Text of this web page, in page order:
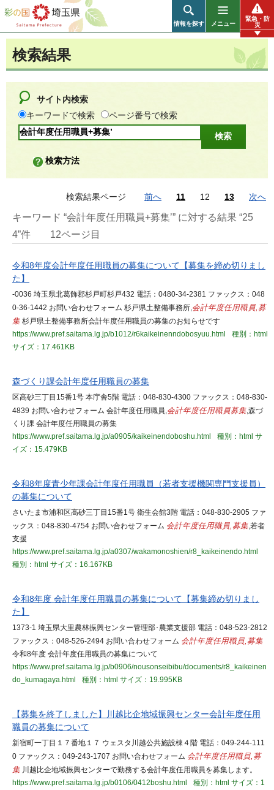
彩の国 埼玉県
情報を探す メニュー
緊急・防
災
検索結果
サイト内検索
キーワードで検索
ページ番号で検索
検索方法
検索結果ページ 前へ 11 12 13 次へ
キーワード “会計年度任用職員+募集’” に対する結果 “25
4”件
12ページ目
令和8年度会計年度任用職員の募集について【募集を締め切りまし
た】
-0036 埼玉県北葛飾郡杉戸町杉戸432 電話：0480-34-2381 ファックス：048
0-36-1442 お問い合わせフォーム 杉戸県土整備事務所,会計年度任用職員,募
集 杉戸県土整備事務所会計年度任用職員の募集のお知らせです
https://www.pref.saitama.lg.jp/b1012/r6kaikeinenndobosyuu.html
種別：html
サイズ：17.461KB
森づくり課会計年度任用職員の募集
区高砂三丁目15番1号 本庁舎5階 電話：048-830-4300 ファックス：048-830-
4839 お問い合わせフォーム 会計年度任用職員,会計年度任用職員募集,森づ
くり課 会計年度任用職員の募集
https://www.pref.saitama.lg.jp/a0905/kaikeinendoboshu.html
種別：html サ
イズ：15.479KB
令和8年度青少年課会計年度任用職員（若者支援機関専門支援員）
の募集について
さいたま市浦和区高砂三丁目15番1号 衛生会館3階 電話：048-830-2905 ファ
ックス：048-830-4754 お問い合わせフォーム 会計年度任用職員,募集,若者
支援
https://www.pref.saitama.lg.jp/a0307/wakamonoshien/r8_kaikeinendo.html
種別：html サイズ：16.167KB
令和8年度 会計年度任用職員の募集について【募集締め切りまし
た】
1373-1 埼玉県大里農林振興センター管理部･農業支援部 電話：048-523-2812
ファックス：048-526-2494 お問い合わせフォーム 会計年度任用職員,募集
令和8年度 会計年度任用職員の募集について
https://www.pref.saitama.lg.jp/b0906/nousonseibibu/documents/r8_kaikeinen
do_kumagaya.html
種別：html サイズ：19.995KB
【募集を終了しました】川越比企地域振興センター会計年度任用
職員の募集について
新宿町一丁目１７番地１７ ウェスタ川越公共施設棟４階 電話：049-244-111
0 ファックス：049-243-1707 お問い合わせフォーム 会計年度任用職員,募
集 川越比企地域振興センターで勤務する会計年度任用職員を募集します。
https://www.pref.saitama.lg.jp/b0106/0412boshu.html
種別：html サイズ：1